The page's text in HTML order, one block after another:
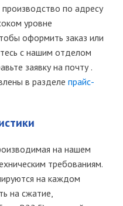
по адресу
уровне
оформить заказ или
с нашим отделом
заявку на почту .
в разделе прайс-
на нашем
требованиям.
на каждом
на сжатие,